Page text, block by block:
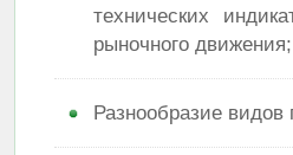
технических
рыночного движения;
Разнообразие